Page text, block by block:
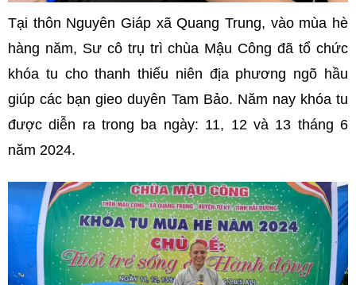
Tại thôn Nguyên Giáp xã Quang Trung, vào mùa hè
hàng năm, Sư cô trụ trì chùa Mậu Công đã tổ chức
khóa tu cho thanh thiếu niên địa phương ngõ hầu
giúp các bạn gieo duyên Tam Bảo. Năm nay khóa tu
được diễn ra trong ba ngày: 11, 12 và 13 tháng 6
năm 2024.